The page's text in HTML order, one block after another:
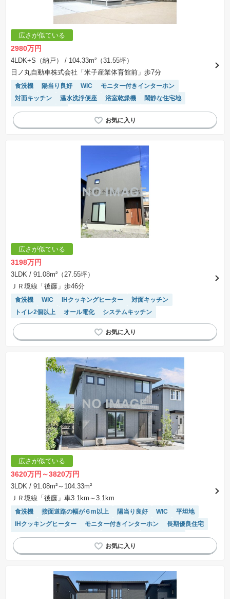
広さが似ている
2980万円
4LDK+S（納戸）
/ 104.33m²（31.55坪）
日ノ丸自動車株式会社「米子産業体育館前」歩7分
食洗機 陽当り良好 WIC
モニター付きインターホン
対面キッチン
温水洗浄便座 浴室乾燥機
閑静な住宅地
システムキッチン
広さが似ている
3198万円
3LDK / 91.08m²（27.55坪）
ＪＲ境線「後藤」歩46分
食洗機 WIC IHクッキングヒーター
対面キッチン
トイレ2個以上
オール電化 システムキッチン
広さが似ている
3620万円～3820万円
3LDK / 91.08m²～104.33m²
ＪＲ境線「後藤」車3.1km～3.1km
食洗機 接面道路の幅が６m以上 陽当り良好 WIC
平坦地
IHクッキングヒーター
モニター付きインターホン
長期優良住宅
対面キッチン
温水洗浄便座 浴室乾燥機
閑静な住宅地
トイレ2個以上
システムキッチン